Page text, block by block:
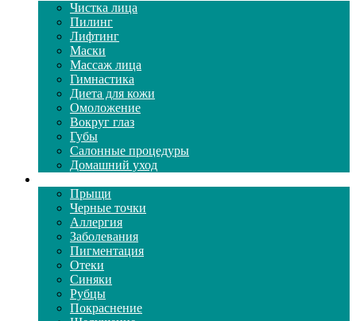
Чистка лица
Пилинг
Лифтинг
Маски
Массаж лица
Гимнастика
Диета для кожи
Омоложение
Вокруг глаз
Губы
Салонные процедуры
Домашний уход
Прыщи
Черные точки
Аллергия
Заболевания
Пигментация
Отеки
Синяки
Рубцы
Покраснение